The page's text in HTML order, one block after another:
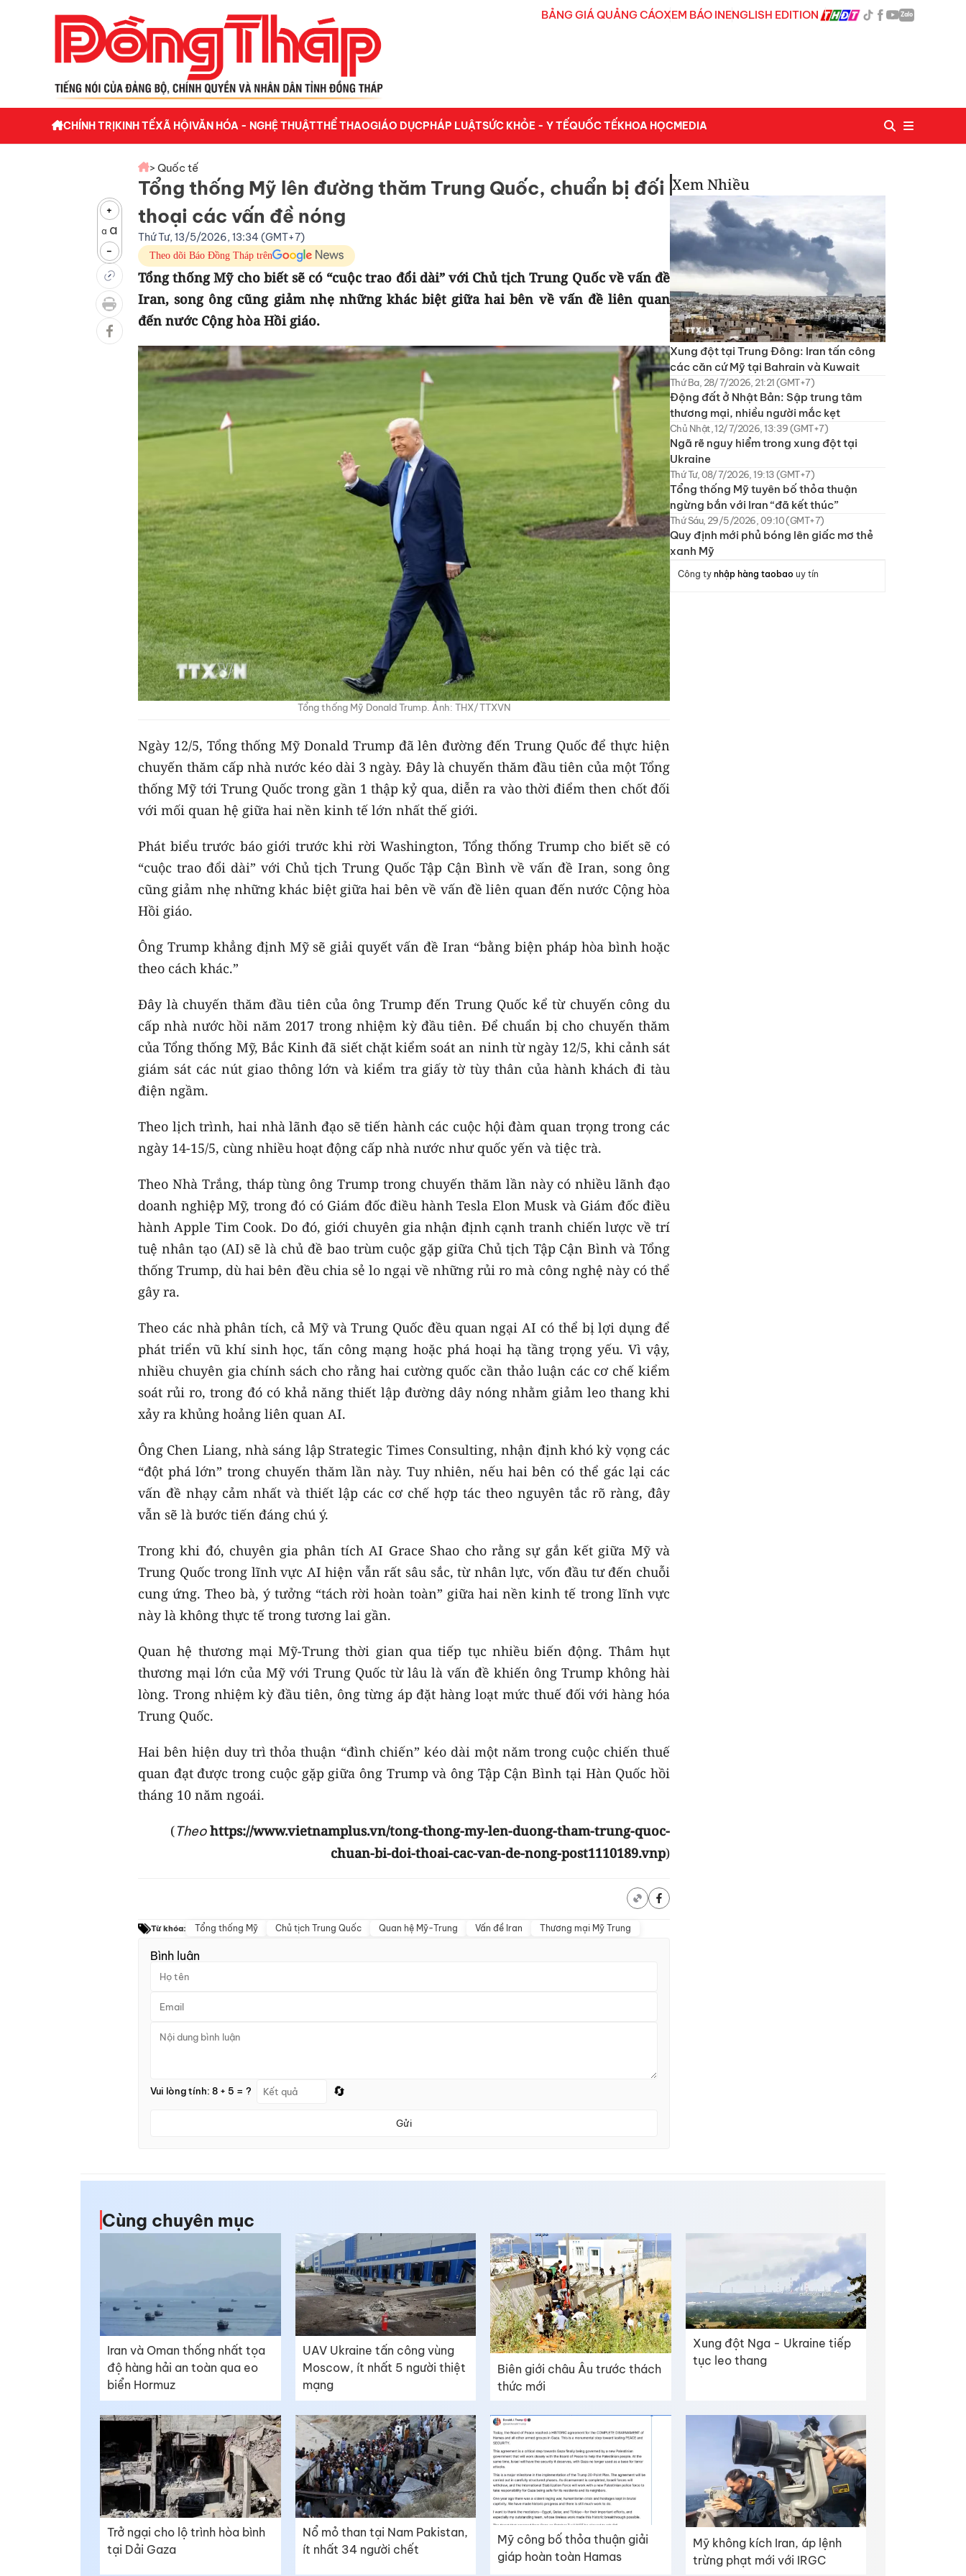
BẢNG GIÁ QUẢNG CÁOXEM BÁO INENGLISH EDITION Zalo
CHÍNH TRỊKINH TẾXÃ HỘIVĂN HÓA - NGHỆ THUẬTTHỂ THAOGIÁO DỤCPHÁP LUẬTSỨC KHỎE - Y TẾQUỐC TẾKHOA HỌCMEDIA
+
a a
-
> Quốc tế
Tổng thống Mỹ lên đường thăm Trung Quốc, chuẩn bị đối
thoại các vấn đề nóng
Thứ Tư, 13/5/2026, 13:34 (GMT+7)
Theo dõi Báo Đồng Tháp trên
Tổng thống Mỹ cho biết sẽ có “cuộc trao đổi dài” với Chủ tịch Trung Quốc về vấn đề
Iran, song ông cũng giảm nhẹ những khác biệt giữa hai bên về vấn đề liên quan
đến nước Cộng hòa Hồi giáo.
Tổng thống Mỹ Donald Trump. Ảnh: THX/TTXVN
Ngày 12/5, Tổng thống Mỹ Donald Trump đã lên đường đến Trung Quốc để thực hiện
chuyến thăm cấp nhà nước kéo dài 3 ngày. Đây là chuyến thăm đầu tiên của một Tổng
thống Mỹ tới Trung Quốc trong gần 1 thập kỷ qua, diễn ra vào thời điểm then chốt đối
với mối quan hệ giữa hai nền kinh tế lớn nhất thế giới.
Phát biểu trước báo giới trước khi rời Washington, Tổng thống Trump cho biết sẽ có
“cuộc trao đổi dài” với Chủ tịch Trung Quốc Tập Cận Bình về vấn đề Iran, song ông
cũng giảm nhẹ những khác biệt giữa hai bên về vấn đề liên quan đến nước Cộng hòa
Hồi giáo.
Ông Trump khẳng định Mỹ sẽ giải quyết vấn đề Iran “bằng biện pháp hòa bình hoặc
theo cách khác.”
Đây là chuyến thăm đầu tiên của ông Trump đến Trung Quốc kể từ chuyến công du
cấp nhà nước hồi năm 2017 trong nhiệm kỳ đầu tiên. Để chuẩn bị cho chuyến thăm
của Tổng thống Mỹ, Bắc Kinh đã siết chặt kiểm soát an ninh từ ngày 12/5, khi cảnh sát
giám sát các nút giao thông lớn và kiểm tra giấy tờ tùy thân của hành khách đi tàu
điện ngầm.
Theo lịch trình, hai nhà lãnh đạo sẽ tiến hành các cuộc hội đàm quan trọng trong các
ngày 14-15/5, cùng nhiều hoạt động cấp nhà nước như quốc yến và tiệc trà.
Theo Nhà Trắng, tháp tùng ông Trump trong chuyến thăm lần này có nhiều lãnh đạo
doanh nghiệp Mỹ, trong đó có Giám đốc điều hành Tesla Elon Musk và Giám đốc điều
hành Apple Tim Cook. Do đó, giới chuyên gia nhận định cạnh tranh chiến lược về trí
tuệ nhân tạo (AI) sẽ là chủ đề bao trùm cuộc gặp giữa Chủ tịch Tập Cận Bình và Tổng
thống Trump, dù hai bên đều chia sẻ lo ngại về những rủi ro mà công nghệ này có thể
gây ra.
Theo các nhà phân tích, cả Mỹ và Trung Quốc đều quan ngại AI có thể bị lợi dụng để
phát triển vũ khí sinh học, tấn công mạng hoặc phá hoại hạ tầng trọng yếu. Vì vậy,
nhiều chuyên gia chính sách cho rằng hai cường quốc cần thảo luận các cơ chế kiểm
soát rủi ro, trong đó có khả năng thiết lập đường dây nóng nhằm giảm leo thang khi
xảy ra khủng hoảng liên quan AI.
Ông Chen Liang, nhà sáng lập Strategic Times Consulting, nhận định khó kỳ vọng các
“đột phá lớn” trong chuyến thăm lần này. Tuy nhiên, nếu hai bên có thể gác lại các
vấn đề nhạy cảm nhất và thiết lập các cơ chế hợp tác theo nguyên tắc rõ ràng, đây
vẫn sẽ là bước tiến đáng chú ý.
Trong khi đó, chuyên gia phân tích AI Grace Shao cho rằng sự gắn kết giữa Mỹ và
Trung Quốc trong lĩnh vực AI hiện vẫn rất sâu sắc, từ nhân lực, vốn đầu tư đến chuỗi
cung ứng. Theo bà, ý tưởng “tách rời hoàn toàn” giữa hai nền kinh tế trong lĩnh vực
này là không thực tế trong tương lai gần.
Quan hệ thương mại Mỹ-Trung thời gian qua tiếp tục nhiều biến động. Thâm hụt
thương mại lớn của Mỹ với Trung Quốc từ lâu là vấn đề khiến ông Trump không hài
lòng. Trong nhiệm kỳ đầu tiên, ông từng áp đặt hàng loạt mức thuế đối với hàng hóa
Trung Quốc.
Hai bên hiện duy trì thỏa thuận “đình chiến” kéo dài một năm trong cuộc chiến thuế
quan đạt được trong cuộc gặp giữa ông Trump và ông Tập Cận Bình tại Hàn Quốc hồi
tháng 10 năm ngoái.
(Theohttps://www.vietnamplus.vn/tong-thong-my-len-duong-tham-trung-quoc-
chuan-bi-doi-thoai-cac-van-de-nong-post1110189.vnp)
Từ khóa: Tổng thống Mỹ Chủ tịch Trung Quốc Quan hệ Mỹ-Trung Vấn đề Iran Thương mại Mỹ Trung
Bình luận
Vui lòng tính: 8 + 5 = ? 🔄
Gửi
Xem Nhiều
Xung đột tại Trung Đông: Iran tấn công
các căn cứ Mỹ tại Bahrain và Kuwait
Thứ Ba, 28/7/2026, 21:21 (GMT+7)
Động đất ở Nhật Bản: Sập trung tâm
thương mại, nhiều người mắc kẹt
Chủ Nhật, 12/7/2026, 13:39 (GMT+7)
Ngã rẽ nguy hiểm trong xung đột tại
Ukraine
Thứ Tư, 08/7/2026, 19:13 (GMT+7)
Tổng thống Mỹ tuyên bố thỏa thuận
ngừng bắn với Iran “đã kết thúc”
Thứ Sáu, 29/5/2026, 09:10 (GMT+7)
Quy định mới phủ bóng lên giấc mơ thẻ
xanh Mỹ
Công ty nhập hàng taobao uy tín
Cùng chuyên mục
Iran và Oman thống nhất tọa
độ hàng hải an toàn qua eo
biển Hormuz
UAV Ukraine tấn công vùng
Moscow, ít nhất 5 người thiệt
mạng
Biên giới châu Âu trước thách
thức mới
Xung đột Nga - Ukraine tiếp
tục leo thang
Trở ngại cho lộ trình hòa bình
tại Dải Gaza
Nổ mỏ than tại Nam Pakistan,
ít nhất 34 người chết
Mỹ công bố thỏa thuận giải
giáp hoàn toàn Hamas
Mỹ không kích Iran, áp lệnh
trừng phạt mới với IRGC